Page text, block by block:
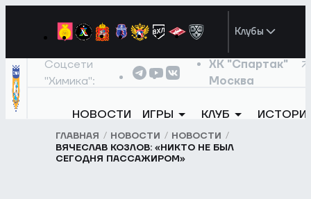
Клубы
Соцсети
"Химика":
ХК "Спартак"
Москва
НОВОСТИ ИГРЫ КЛУБ
ГЛАВНАЯ НОВОСТИ
НОВОСТИ
ВЯЧЕСЛАВ КОЗЛОВ: «НИКТО НЕ БЫЛ
СЕГОДНЯ ПАССАЖИРОМ»